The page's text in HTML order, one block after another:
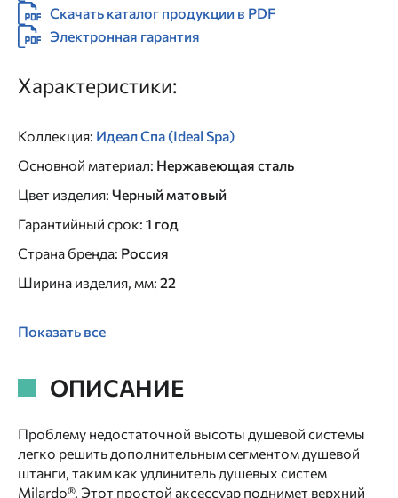
Скачать каталог продукции в PDF
Электронная гарантия
Характеристики:
Коллекция: Идеал Спа (Ideal Spa)
Основной материал: Нержавеющая сталь
Цвет изделия: Черный матовый
Гарантийный срок: 1 год
Страна бренда: Россия
Ширина изделия, мм: 22
Показать все
ОПИСАНИЕ
Проблему недостаточной высоты душевой системы
легко решить дополнительным сегментом душевой
штанги, таким как удлинитель душевых систем
Milardo®. Этот простой аксессуар поднимет верхний